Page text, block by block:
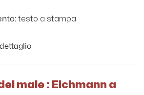
testo a stampa
male : Eichmann a